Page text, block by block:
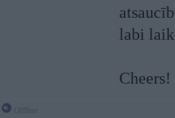
labi
Cheers!